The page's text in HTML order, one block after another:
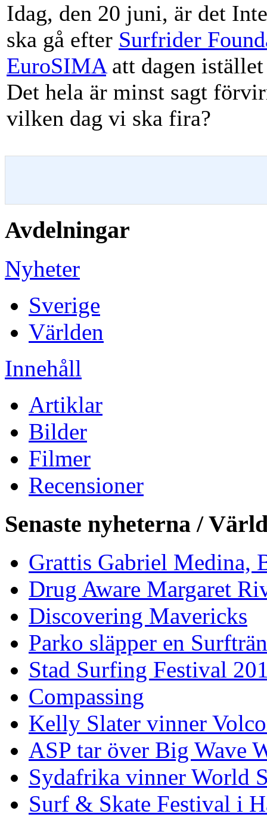
Idag, den 20 juni, är det
ska gå efter Surfrider
EuroSIMAatt dagen
Det hela är minst sagt
vilken dag vi ska fira?
Avdelningar
Nyheter
Sverige
Världen
Innehåll
Artiklar
Bilder
Filmer
Recensioner
Senaste nyheterna /
Grattis Gabriel Medina,
Drug Aware Margaret
Discovering Mavericks
Parko släpper en
Stad Surfing Festival
Compassing
Kelly Slater vinner
ASP tar över Big Wave
Sydafrika vinner World
Surf & Skate Festival i